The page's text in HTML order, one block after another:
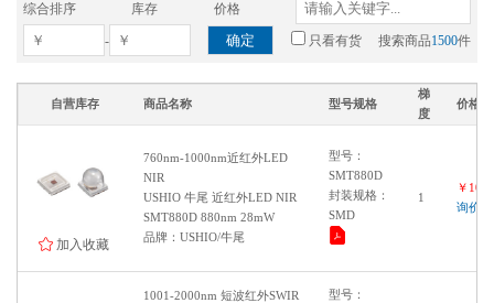
综合排序 库存 价格
- 确定 只看有货 搜索商品1500件
自营库存 商品名称 型号规格
梯
度
价格
加入收藏
760nm-1000nm近红外LED
NIR
USHIO 牛尾 近红外LED NIR
SMT880D 880nm 28mW
品牌：USHIO/牛尾
型号：
SMT880D
封装规格：
SMD
1
￥
询价
1001-2000nm 短波红外SWIR
型号：